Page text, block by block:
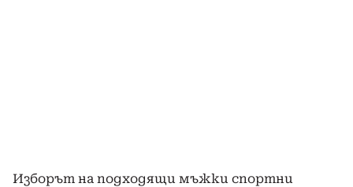
Изборът на подходящи мъжки спортни